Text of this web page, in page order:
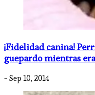
¡Fidelidad canina!
guepardo mientras
- Sep 10, 2014